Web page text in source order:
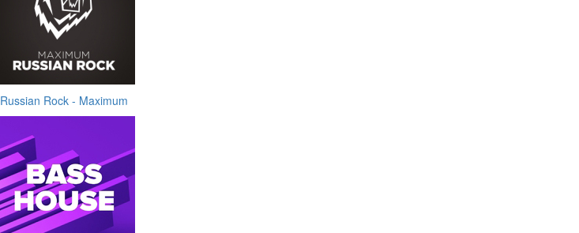
Russian Rock - Maximum